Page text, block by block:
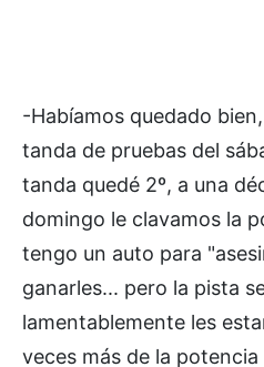
-Habíamos quedado
tanda de pruebas del
tanda quedé 2º, a una
domingo le clavamos la
tengo un auto para
ganarles... pero la pista
lamentablemente les
veces más de la